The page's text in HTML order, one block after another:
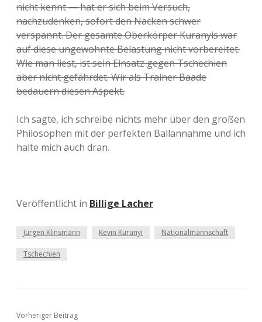
nicht kennt — hat er sich beim Versuch,
nachzudenken, sofort den Nacken schwer
verspannt. Der gesamte Oberkörper Kuranyis war
auf diese ungewohnte Belastung nicht vorbereitet.
Wie man liest, ist sein Einsatz gegen Tschechien
aber nicht gefährdet. Wir als Trainer Baade
bedauern diesen Aspekt.
Ich sagte, ich schreibe nichts mehr über den großen
Philosophen mit der perfekten Ballannahme und ich
halte mich auch dran.
Veröffentlicht in Billige Lacher
Jürgen Klinsmann Kevin Kuranyi Nationalmannschaft
Tschechien
Vorheriger Beitrag